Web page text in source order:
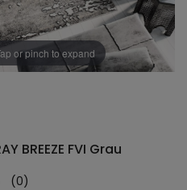
or pinch to expand
BREEZE FVI Grau
(0)